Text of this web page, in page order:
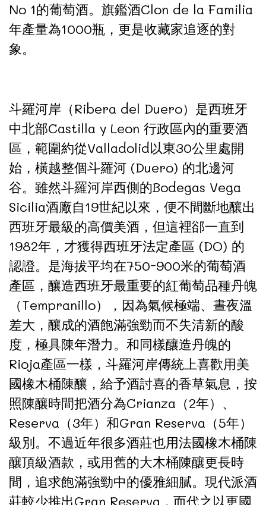
No 1的葡萄酒。旗鑑酒Clon de la Familia
年產量為1000瓶，更是收藏家追逐的對
象。
斗羅河岸（Ribera del Duero）是西班牙
中北部Castilla y Leon 行政區內的重要酒
區，範圍約從Valladolid以東30公里處開
始，橫越整個斗羅河 (Duero) 的北邊河
谷。雖然斗羅河岸西側的Bodegas Vega
Sicilia酒廠自19世紀以來，便不間斷地釀出
西班牙最級的高價美酒，但這裡郤一直到
1982年，才獲得西班牙法定產區 (DO) 的
認證。是海拔平均在750-900米的葡萄酒
產區，釀造西班牙最重要的紅葡萄品種丹魄
（Tempranillo），因為氣候極端、晝夜溫
差大，釀成的酒飽滿強勁而不失清新的酸
度，極具陳年潛力。和同樣釀造丹魄的
Rioja產區一樣，斗羅河岸傳統上喜歡用美
國橡木桶陳釀，給予酒討喜的香草氣息，按
照陳釀時間把酒分為Crianza（2年）、
Reserva（3年）和Gran Reserva（5年）
級別。不過近年很多酒莊也用法國橡木桶陳
釀頂級酒款，或用舊的大木桶陳釀更長時
間，追求飽滿強勁中的優雅細膩。現代派酒
莊較少推出Gran Reserva，而代之以更國